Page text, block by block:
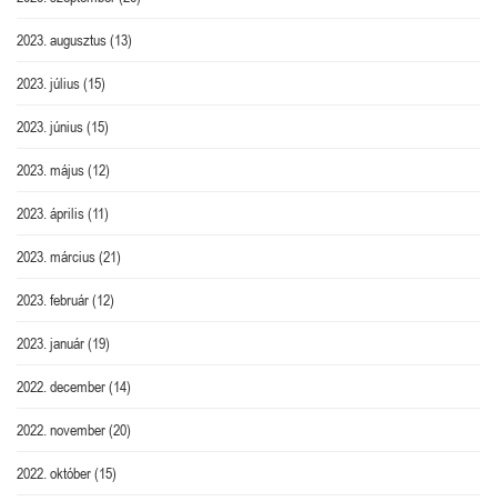
2023. augusztus(13)
2023. július(15)
2023. június(15)
2023. május(12)
2023. április(11)
2023. március(21)
2023. február(12)
2023. január(19)
2022. december(14)
2022. november(20)
2022. október(15)